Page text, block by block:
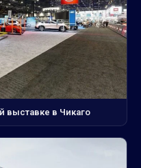
выставке в Чикаго